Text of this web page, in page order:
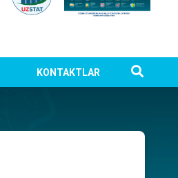
KONTAKTLAR